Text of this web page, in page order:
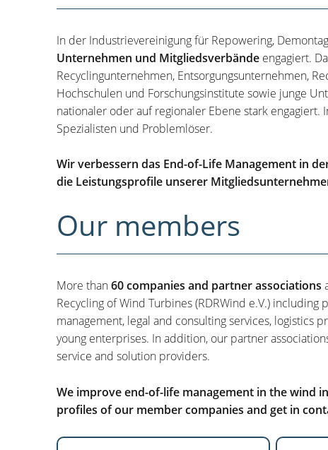
In der Industrievereinigung für Repowering,
Unternehmen und Mitgliedsverbände engagiert.
Recyclingunternehmen, Entsorgungsunternehmen,
Hochschulen und Forschungsinstitute sowie junge
nationaler oder auf regionaler Ebene stark engagiert.
Spezialisten und Problemlöser.
Wir verbessern das End-of-Life Management in
die Leistungsprofile unserer
Our members
More than60 companies and partner associations
Recycling of Wind Turbines (RDRWind e.V.)
management, legal and consulting services, logistics
young enterprises. In addition, our partner
service and solution providers.
We improve end-of-life management in the wind
profiles of our member companies and get in